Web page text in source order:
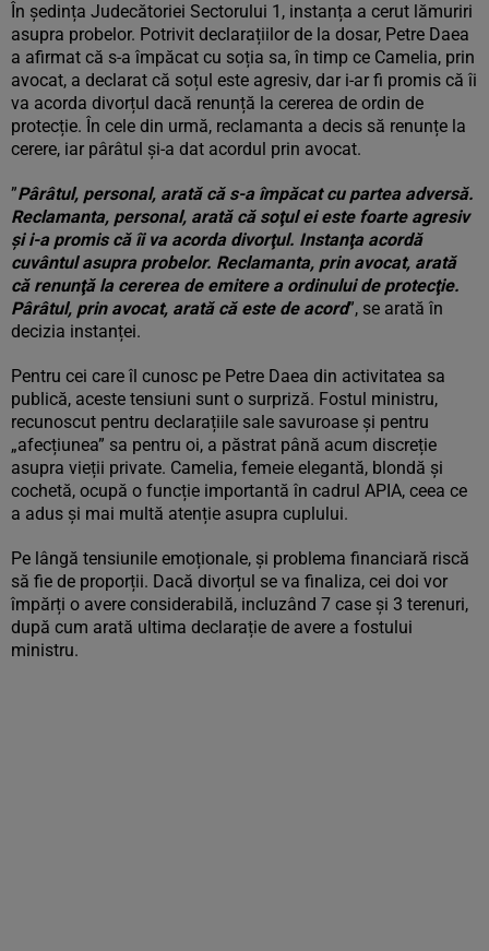
În ședința Judecătoriei Sectorului 1, instanța a cerut lămuriri
asupra probelor. Potrivit declarațiilor de la dosar, Petre Daea
a afirmat că s-a împăcat cu soția sa, în timp ce Camelia, prin
avocat, a declarat că soțul este agresiv, dar i-ar fi promis că îi
va acorda divorțul dacă renunță la cererea de ordin de
protecție. În cele din urmă, reclamanta a decis să renunțe la
cerere, iar pârâtul și-a dat acordul prin avocat.
”Pârâtul, personal, arată că s-a împăcat cu partea adversă.
Reclamanta, personal, arată că soţul ei este foarte agresiv
şi i-a promis că îi va acorda divorţul. Instanţa acordă
cuvântul asupra probelor. Reclamanta, prin avocat, arată
că renunţă la cererea de emitere a ordinului de protecţie.
Pârâtul, prin avocat, arată că este de acord”, se arată în
decizia instanței.
Pentru cei care îl cunosc pe Petre Daea din activitatea sa
publică, aceste tensiuni sunt o surpriză. Fostul ministru,
recunoscut pentru declarațiile sale savuroase și pentru
„afecțiunea” sa pentru oi, a păstrat până acum discreție
asupra vieții private. Camelia, femeie elegantă, blondă și
cochetă, ocupă o funcție importantă în cadrul APIA, ceea ce
a adus și mai multă atenție asupra cuplului.
Pe lângă tensiunile emoționale, și problema financiară riscă
să fie de proporții. Dacă divorțul se va finaliza, cei doi vor
împărți o avere considerabilă, incluzând 7 case și 3 terenuri,
după cum arată ultima declarație de avere a fostului
ministru.